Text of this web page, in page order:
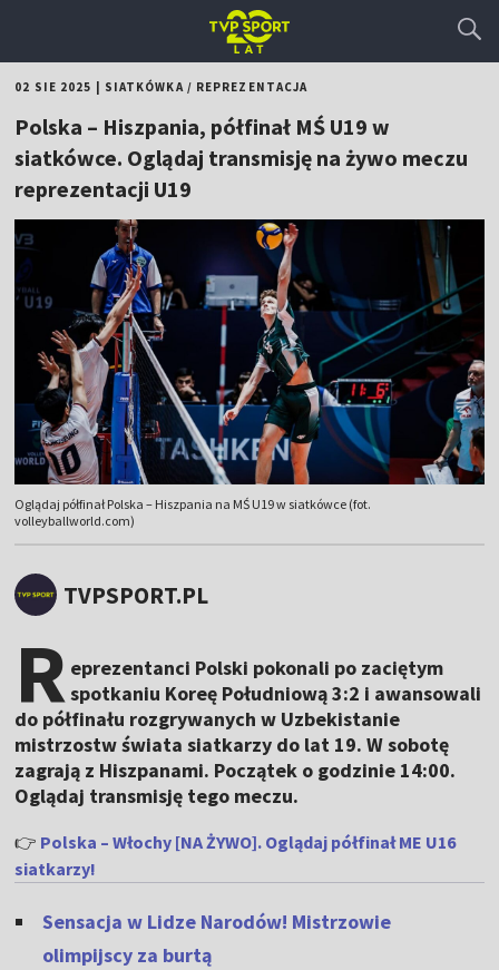
02 SIE 2025 SIATKÓWKA/ REPREZENTACJA
Polska – Hiszpania, półfinał MŚ U19 w
siatkówce. Oglądaj transmisję na żywo meczu
reprezentacji U19
Oglądaj półfinał Polska – Hiszpania na MŚ U19 w siatkówce (fot.
volleyballworld.com)
TVPSPORT.PL
R eprezentanci Polski pokonali po zaciętym
spotkaniu Koreę Południową 3:2 i awansowali
do półfinału rozgrywanych w Uzbekistanie
mistrzostw świata siatkarzy do lat 19. W sobotę
zagrają z Hiszpanami. Początek o godzinie 14:00.
Oglądaj transmisję tego meczu.
👉 Polska – Włochy [NA ŻYWO]. Oglądaj półfinał ME U16
siatkarzy!
Sensacja w Lidze Narodów! Mistrzowie
olimpijscy za burtą